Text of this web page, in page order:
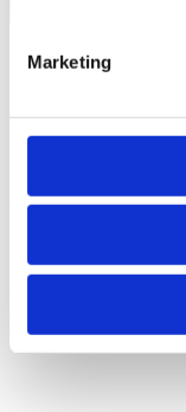
Marketing
© 2026
Poliambulatorio
37135 (VR) - CF/P.
credits